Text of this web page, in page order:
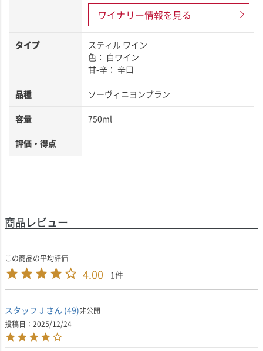
ワイナリー情報を見る
タイプ
スティル ワイン
色： 白ワイン
甘-辛： 辛口
品種 ソーヴィニヨンブラン
容量 750ml
評価・得点
商品レビュー
4.00 1
スタッフＪ 49 非公開
投稿日
2025/12/24